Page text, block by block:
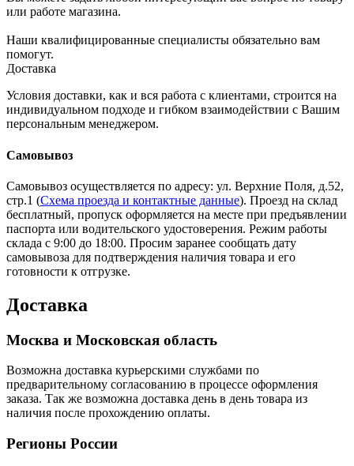
или работе магазина.
Наши квалифицированные специалисты обязательно вам
помогут.
Доставка
Условия доставки, как и вся работа с клиентами, строится на
индивидуальном подходе и гибком взаимодействии с Вашим
персональным менеджером.
Самовывоз
Самовывоз осуществляется по адресу: ул. Верхние Поля, д.52,
стр.1 (Схема проезда и контактные данные). Проезд на склад
бесплатный, пропуск оформляется на месте при предъявлении
паспорта или водительского удостоверения. Режим работы
склада с 9:00 до 18:00. Просим заранее сообщать дату
самовывоза для подтверждения наличия товара и его
готовности к отгрузке.
Доставка
Москва и Московская область
Возможна доставка курьерскими службами по
предварительному согласованию в процессе оформления
заказа. Так же возможна доставка день в день товара из
наличия после прохождению оплаты.
Регионы России